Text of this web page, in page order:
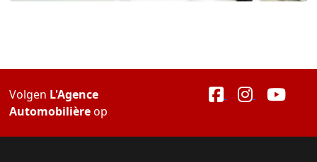
Volgen L'Agence
Automobilièreop